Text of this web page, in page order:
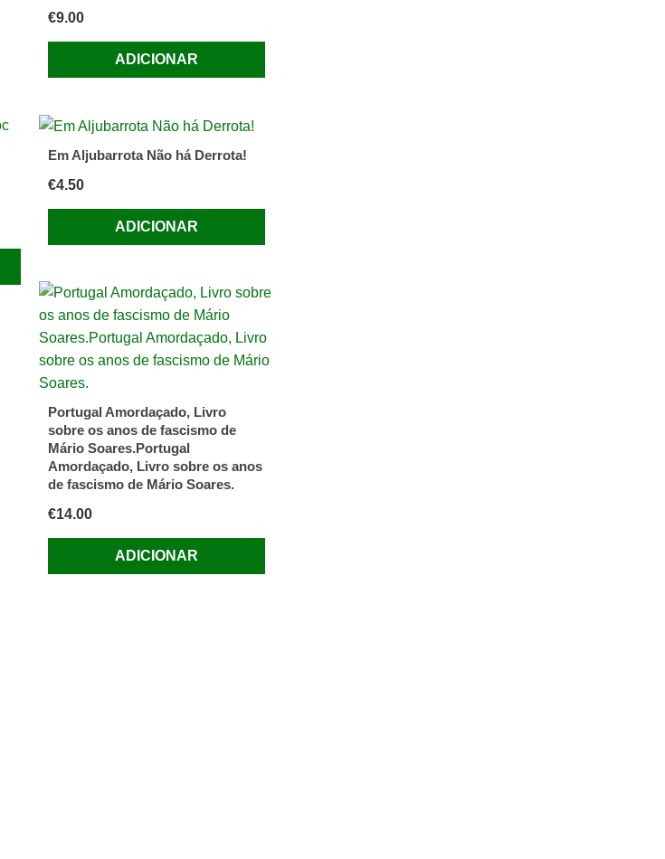
€9.00
ADICIONAR
Em Aljubarrota Não há Derrota!
€4.50
ADICIONAR
Portugal Amordaçado, Livro
sobre os anos de fascismo de
Mário Soares.Portugal
Amordaçado, Livro sobre os anos
de fascismo de Mário Soares.
€14.00
ADICIONAR